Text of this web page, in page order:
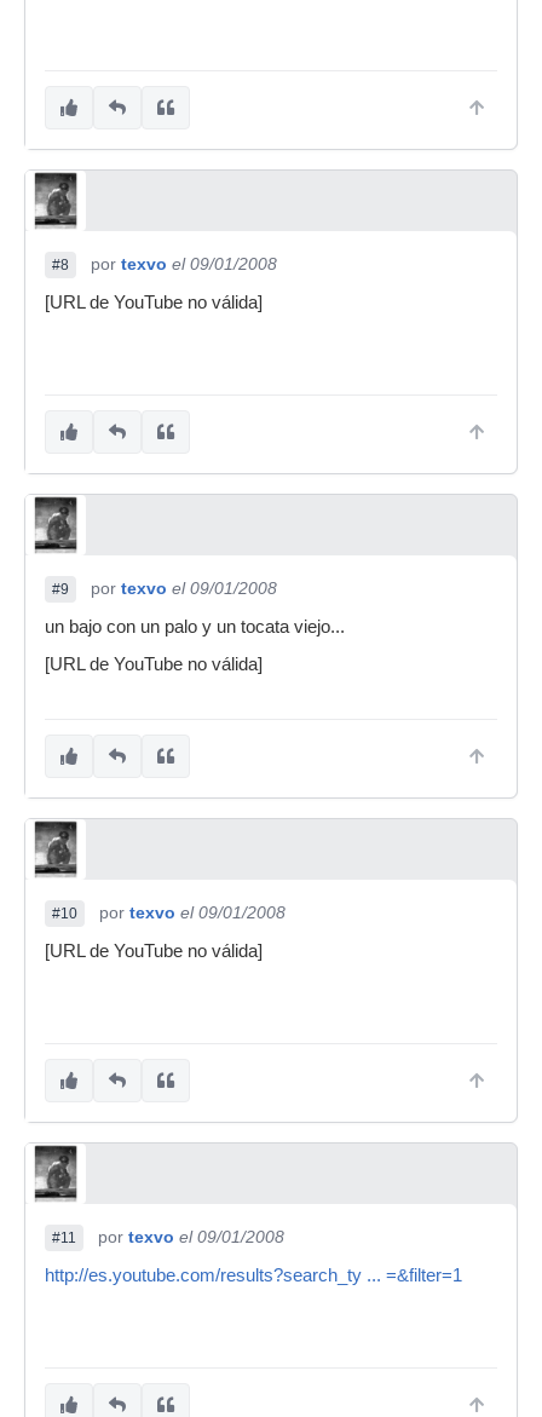
#8 por texvo el 09/01/2008
[URL de YouTube no válida]
#9 por texvo el 09/01/2008
un bajo con un palo y un tocata viejo...
[URL de YouTube no válida]
#10 por texvo el 09/01/2008
[URL de YouTube no válida]
#11 por texvo el 09/01/2008
http://es.youtube.com/results?search_ty ... =&filter=1